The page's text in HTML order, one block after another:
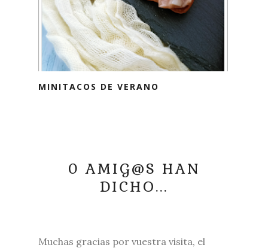
MINITACOS DE VERANO
0 AMIG@S HAN
DICHO...
Muchas gracias por vuestra visita, el